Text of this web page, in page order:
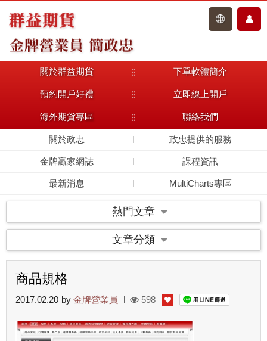
主選單
關於群益期貨 下單軟體簡介
預約開戶好禮 立即線上開戶
海外期貨專區 聯絡我們
關於政忠 政忠提供的服務
金牌贏家網誌 課程資訊
最新消息 MultiCharts專區
熱門文章
文章分類
商品規格
2017.02.20 by 金牌營業員 598